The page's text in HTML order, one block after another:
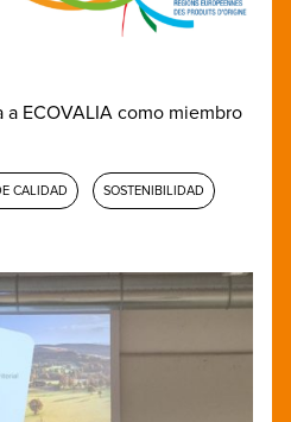
a ECOVALIA como miembro
CALIDAD SOSTENIBILIDAD